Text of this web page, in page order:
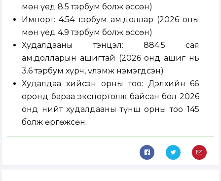
мөн үед 8.5 тэрбум болж өссөн)
Импорт: 4.54 тэрбум ам.доллар (2026 оны
мөн үед 4.9 тэрбум болж өссөн)
Худалдааны тэнцэл: 884.5 сая
ам.долларын ашигтай (2026 онд ашиг нь
3.6 тэрбум хүрч, үлэмж нэмэгдсэн)
Худалдаа хийсэн орны тоо: Дэлхийн 66
оронд бараа экспортолж байсан бол 2026
онд нийт худалдааны түнш орны тоо 145
болж өргөжсөн.